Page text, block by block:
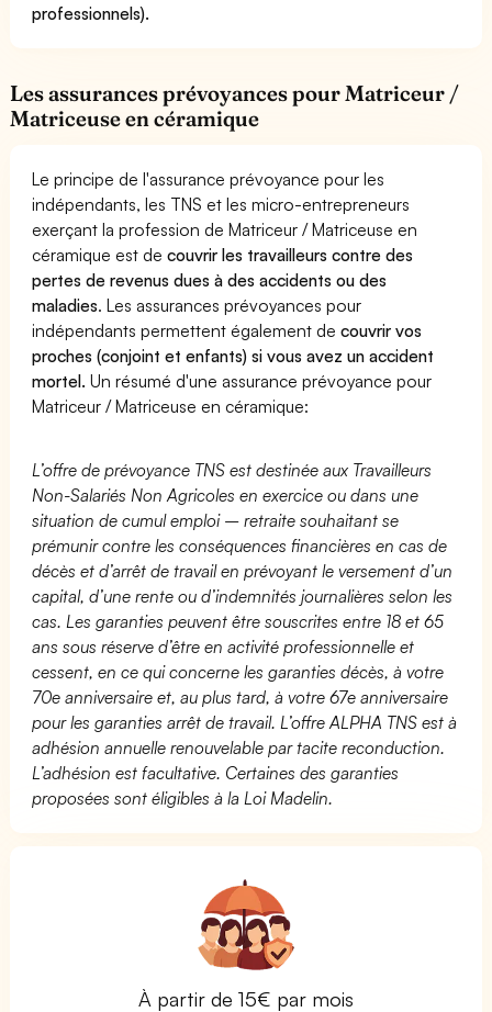
professionnels).
Les assurances prévoyances pour Matriceur /
Matriceuse en céramique
Le principe de l'assurance prévoyance pour les
indépendants, les TNS et les micro-entrepreneurs
exerçant la profession de Matriceur / Matriceuse en
céramique est decouvrir les travailleurs contre des
pertes de revenus dues à des accidents ou des
maladies. Les assurances prévoyances pour
indépendants permettent également decouvrir vos
proches (conjoint et enfants) si vous avez un accident
mortel. Un résumé d'une assurance prévoyance pour
Matriceur / Matriceuse en céramique:
L’offre de prévoyance TNS est destinée aux Travailleurs
Non-Salariés Non Agricoles en exercice ou dans une
situation de cumul emploi – retraite souhaitant se
prémunir contre les conséquences financières en cas de
décès et d’arrêt de travail en prévoyant le versement d’un
capital, d’une rente ou d’indemnités journalières selon les
cas. Les garanties peuvent être souscrites entre 18 et 65
ans sous réserve d’être en activité professionnelle et
cessent, en ce qui concerne les garanties décès, à votre
70e anniversaire et, au plus tard, à votre 67e anniversaire
pour les garanties arrêt de travail. L’offre ALPHA TNS est à
adhésion annuelle renouvelable par tacite reconduction.
L’adhésion est facultative. Certaines des garanties
proposées sont éligibles à la Loi Madelin.
À partir de 15€ par mois